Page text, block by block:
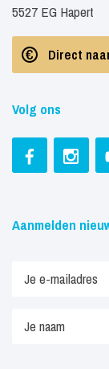
5527 EG Hapert
Direct
Volg ons
Aanmelden